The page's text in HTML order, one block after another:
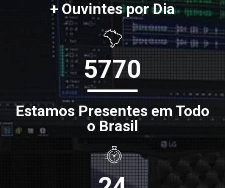
+ Ouvintes por Dia
5770
Estamos Presentes em Todo
o Brasil